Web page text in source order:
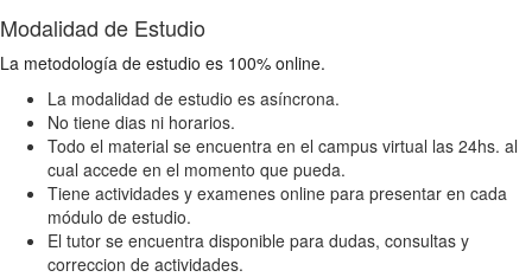
Modalidad de Estudio
La metodología de estudio es 100% online.
La modalidad de estudio es asíncrona.
No tiene dias ni horarios.
Todo el material se encuentra en el campus virtual las 24hs. al
cual accede en el momento que pueda.
Tiene actividades y examenes online para presentar en cada
módulo de estudio.
El tutor se encuentra disponible para dudas, consultas y
correccion de actividades.